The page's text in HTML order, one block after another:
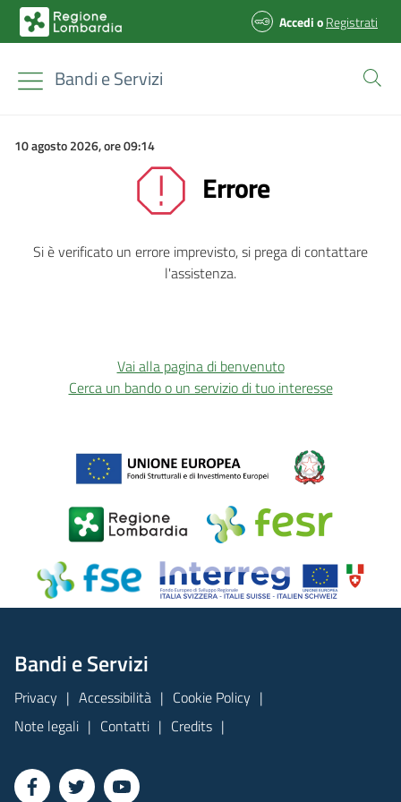
AccedioRegistrati
Bandi e Servizi
10 agosto 2026, ore 09:14
Errore
Si è verificato un errore imprevisto, si prega di contattare
l'assistenza.
Vai alla pagina di benvenuto
Cerca un bando o un servizio di tuo interesse
Bandi e Servizi
Privacy Accessibilità
Cookie Policy
Note legali
Contatti Credits